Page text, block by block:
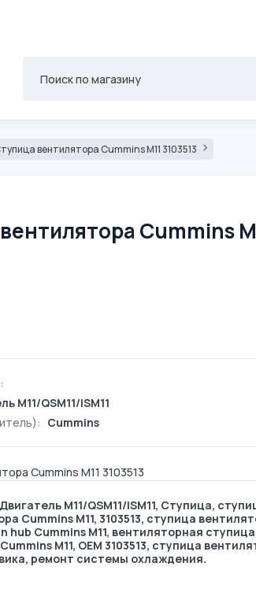
вентилятора Cummins M11 3103513
Cummins
М11/QSM11/ISM11
Cummins
Cummins M11 3103513
Двигатель М11/QSM11/ISM11, Ступица,
Cummins M11, 3103513, ступица
hub Cummins M11, вентиляторная
M11, OEM 3103513, ступица
ремонт системы охлаждения.